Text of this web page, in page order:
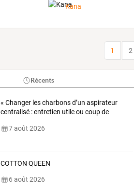
Kana
1 2
Récents
« Changerlescharbonsd’un aspirateur
centralisé:entretien utileou coupde
7 août 2026
COTTON QUEEN
6 août 2026